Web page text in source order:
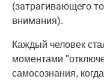
(затрагивающего
внимания).
Каждый человек
моментами
самосознания,